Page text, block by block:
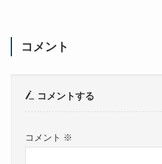
コメント
コメントする
コメント ※